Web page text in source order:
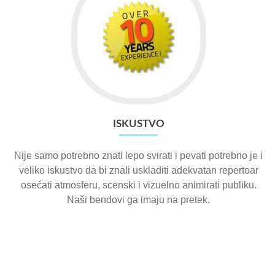
ISKUSTVO
Nije samo potrebno znati lepo svirati i pevati potrebno je i
veliko iskustvo da bi znali uskladiti adekvatan repertoar
osećati atmosferu, scenski i vizuelno animirati publiku.
Naši bendovi ga imaju na pretek.